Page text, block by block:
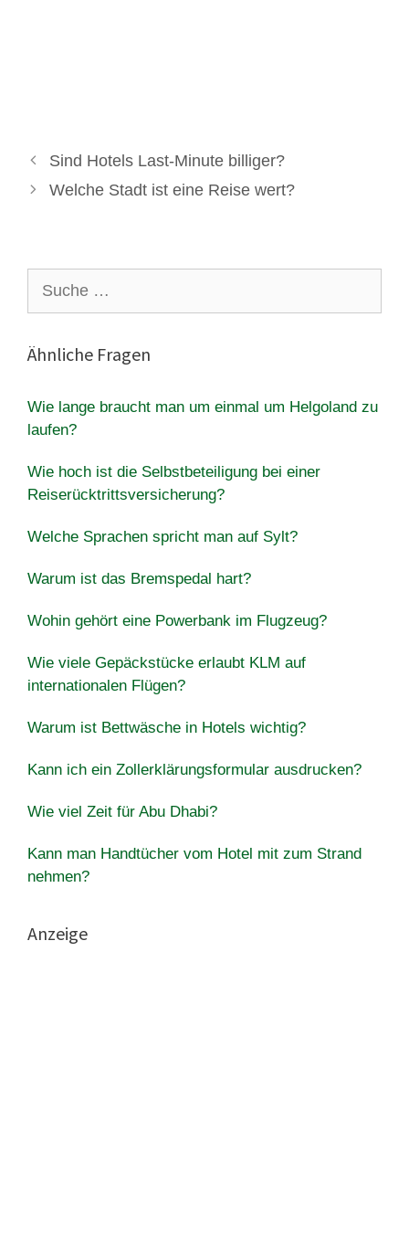
Sind Hotels Last-Minute billiger?
Welche Stadt ist eine Reise wert?
nach:
Ähnliche Fragen
Wie lange braucht man um einmal um Helgoland zu
laufen?
Wie hoch ist die Selbstbeteiligung bei einer
Reiserücktrittsversicherung?
Welche Sprachen spricht man auf Sylt?
Warum ist das Bremspedal hart?
Wohin gehört eine Powerbank im Flugzeug?
Wie viele Gepäckstücke erlaubt KLM auf
internationalen Flügen?
Warum ist Bettwäsche in Hotels wichtig?
Kann ich ein Zollerklärungsformular ausdrucken?
Wie viel Zeit für Abu Dhabi?
Kann man Handtücher vom Hotel mit zum Strand
nehmen?
Anzeige